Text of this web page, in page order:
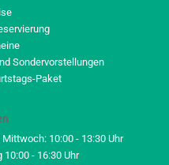
Sondervorstellungen
Paket
10:00 - 13:30 Uhr
10:00 - 16:30 Uhr